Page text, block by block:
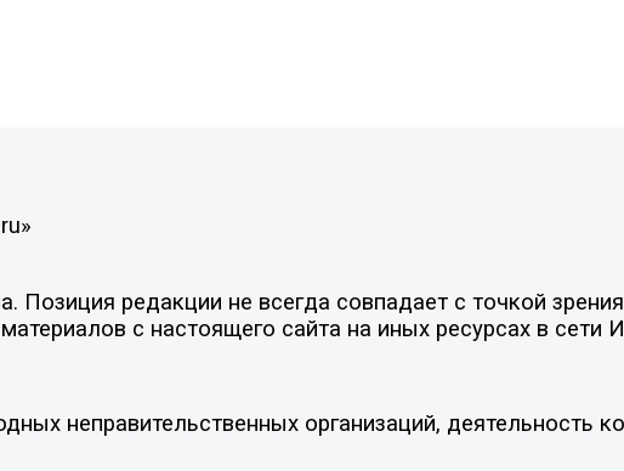
редакции не всегда совпадает с точкой
с настоящего сайта на иных ресурсах в сети
неправительственных организаций, деятельность